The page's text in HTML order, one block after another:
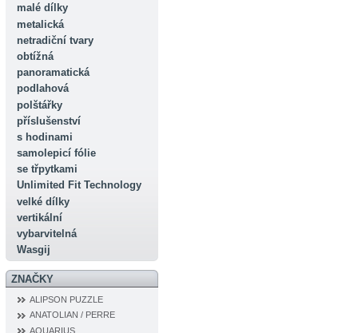
malé dílky
metalická
netradiční tvary
obtížná
panoramatická
podlahová
polštářky
příslušenství
s hodinami
samolepicí fólie
se třpytkami
Unlimited Fit Technology
velké dílky
vertikální
vybarvitelná
Wasgij
ZNAČKY
ALIPSON PUZZLE
ANATOLIAN / PERRE
AQUARIUS